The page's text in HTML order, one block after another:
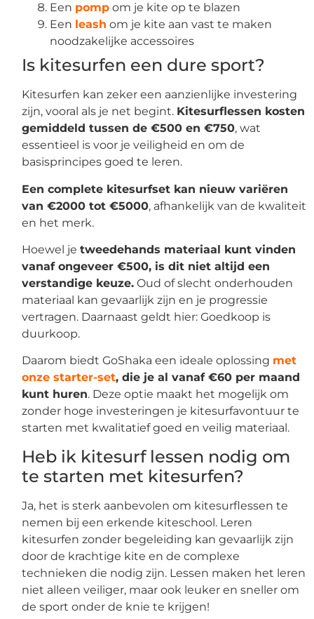
Een pomp om je kite op te blazen
Een leash om je kite aan vast te maken
noodzakelijke accessoires
Is kitesurfen een dure sport?
Kitesurfen kan zeker een aanzienlijke investering
zijn, vooral als je net begint. Kitesurflessen kosten
gemiddeld tussen de €500 en €750, wat
essentieel is voor je veiligheid en om de
basisprincipes goed te leren.
Een complete kitesurfset kan nieuw variëren
van €2000 tot €5000, afhankelijk van de kwaliteit
en het merk.
Hoewel jetweedehands materiaal kunt vinden
vanaf ongeveer €500, is dit niet altijd een
verstandige keuze. Oud of slecht onderhouden
materiaal kan gevaarlijk zijn en je progressie
vertragen. Daarnaast geldt hier: Goedkoop is
duurkoop.
Daarom biedt GoShaka een ideale oplossing met
onze starter-set, die je al vanaf €60 per maand
kunt huren. Deze optie maakt het mogelijk om
zonder hoge investeringen je kitesurfavontuur te
starten met kwalitatief goed en veilig materiaal.
Heb ik kitesurf lessen nodig om
te starten met kitesurfen?
Ja, het is sterk aanbevolen om kitesurflessen te
nemen bij een erkende kiteschool. Leren
kitesurfen zonder begeleiding kan gevaarlijk zijn
door de krachtige kite en de complexe
technieken die nodig zijn. Lessen maken het leren
niet alleen veiliger, maar ook leuker en sneller om
de sport onder de knie te krijgen!